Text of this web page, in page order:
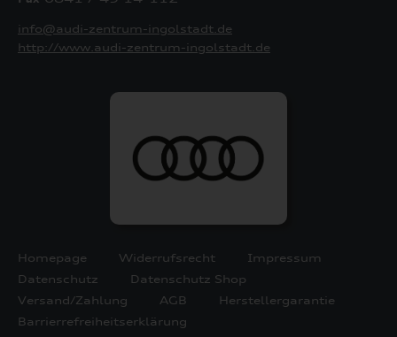
info@audi-zentrum-ingolstadt.de
http://www.audi-zentrum-ingolstadt.de
Homepage Widerrufsrecht
Impressum
Datenschutz
Datenschutz Shop
Versand/Zahlung
AGB
Herstellergarantie
Barrierrefreiheitserklärung